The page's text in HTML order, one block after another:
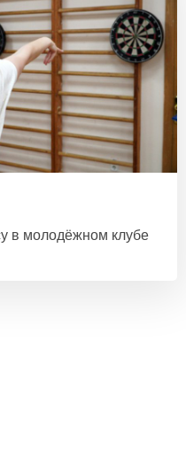
в молодёжном клубе